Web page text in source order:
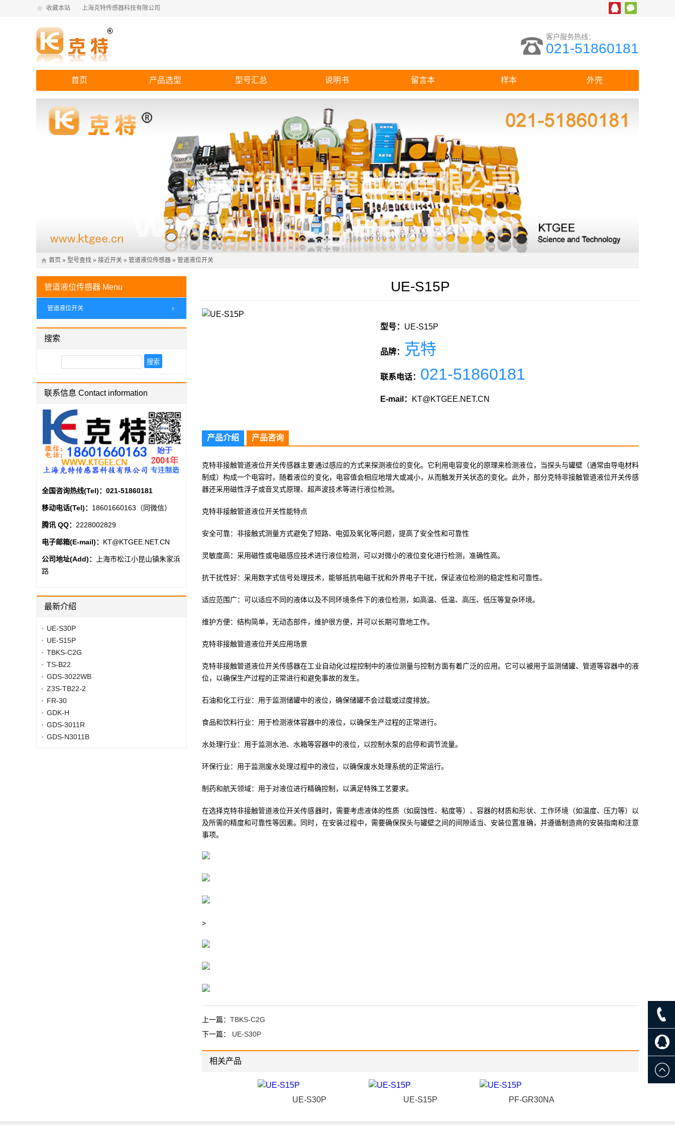
收藏本站 上海克特传感器科技有限公司
客户服务热线：
021-51860181
首页 产品选型 型号汇总 说明书 留言本 样本 外壳
首页 » 型号查找 » 接近开关 » 管道液位传感器 » 管道液位开关
UE-S15P
型号： UE-S15P
品牌： 克特
联系电话： 021-51860181
E-mail： KT@KTGEE.NET.CN
产品介绍 产品咨询
克特非接触管道液位开关传感器主要通过感应的方式来探测液位的变化。它利用电容变化的原理来检测液位，当探头与罐壁（通常由导电材料
制成）构成一个电容时，随着液位的变化，电容值会相应地增大或减小，从而触发开关状态的变化。此外，部分克特非接触管道液位开关传感
器还采用磁性浮子或音叉式原理、超声波技术等进行液位检测。
克特非接触管道液位开关性能特点
安全可靠：非接触式测量方式避免了短路、电弧及氧化等问题，提高了安全性和可靠性
灵敏度高：采用磁性或电磁感应技术进行液位检测，可以对微小的液位变化进行检测，准确性高。
抗干扰性好：采用数字式信号处理技术，能够抵抗电磁干扰和外界电子干扰，保证液位检测的稳定性和可靠性。
适应范围广：可以适应不同的液体以及不同环境条件下的液位检测，如高温、低温、高压、低压等复杂环境。
维护方便：结构简单，无动态部件，维护很方便，并可以长期可靠地工作。
克特非接触管道液位开关应用场景
克特非接触管道液位开关传感器在工业自动化过程控制中的液位测量与控制方面有着广泛的应用。它可以被用于监测储罐、管道等容器中的液
位，以确保生产过程的正常进行和避免事故的发生。
石油和化工行业：用于监测储罐中的液位，确保储罐不会过载或过度排放。
食品和饮料行业：用于检测液体容器中的液位，以确保生产过程的正常进行。
水处理行业：用于监测水池、水箱等容器中的液位，以控制水泵的启停和调节流量。
环保行业：用于监测废水处理过程中的液位，以确保废水处理系统的正常运行。
制药和航天领域：用于对液位进行精确控制，以满足特殊工艺要求。
在选择克特非接触管道液位开关传感器时，需要考虑液体的性质（如腐蚀性、粘度等）、容器的材质和形状、工作环境（如温度、压力等）以
及所需的精度和可靠性等因素。同时，在安装过程中，需要确保探头与罐壁之间的间隙适当、安装位置准确，并遵循制造商的安装指南和注意
事项。
>
上一篇： TBKS-C2G
下一篇： UE-S30P
相关产品
UE-S30P UE-S15P PF-GR30NA
管道液位传感器 Menu
管道液位开关
搜索
联系信息 Contact information
全国咨询热线(Tel)： 021-51860181
移动电话(Tel)： 18601660163（同微信）
腾讯 QQ： 2228002829
电子邮箱(E-mail)： KT@KTGEE.NET.CN
公司地址(Add)：
上海市松江小昆山镇朱家浜
路
最新介绍
UE-S30P
UE-S15P
TBKS-C2G
TS-B22
GDS-3022WB
Z3S-TB22-2
FR-30
GDK-H
GDS-3011R
GDS-N3011B